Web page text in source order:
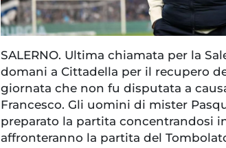
SALERNO. Ultima chiamata per la
domani a Cittadella per il recupero
giornata che non fu disputata a
Francesco. Gli uomini di mister
preparato la partita concentrandosi
affronteranno la partita del